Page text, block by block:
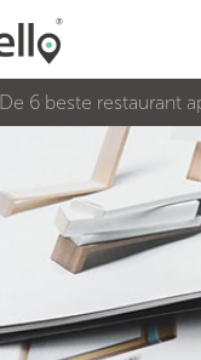
De 6 beste restaurant